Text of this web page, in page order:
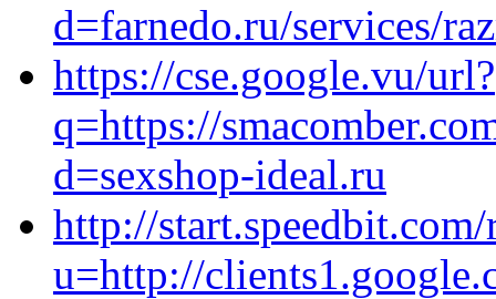
d=farnedo.ru/services/
https://cse.google.vu/url?
q=https://
d=sexshop-ideal.ru
http://start.speedbit.com/
u=http://